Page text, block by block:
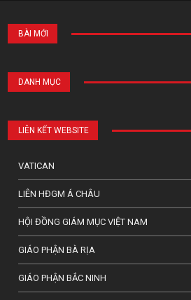
BÀI MỚI
DANH MỤC
LIÊN KẾT WEBSITE
VATICAN
LIÊN HĐGM Á CHÂU
HỘI ĐỒNG GIÁM MỤC VIỆT NAM
GIÁO PHẬN BÀ RỊA
GIÁO PHẬN BẮC NINH